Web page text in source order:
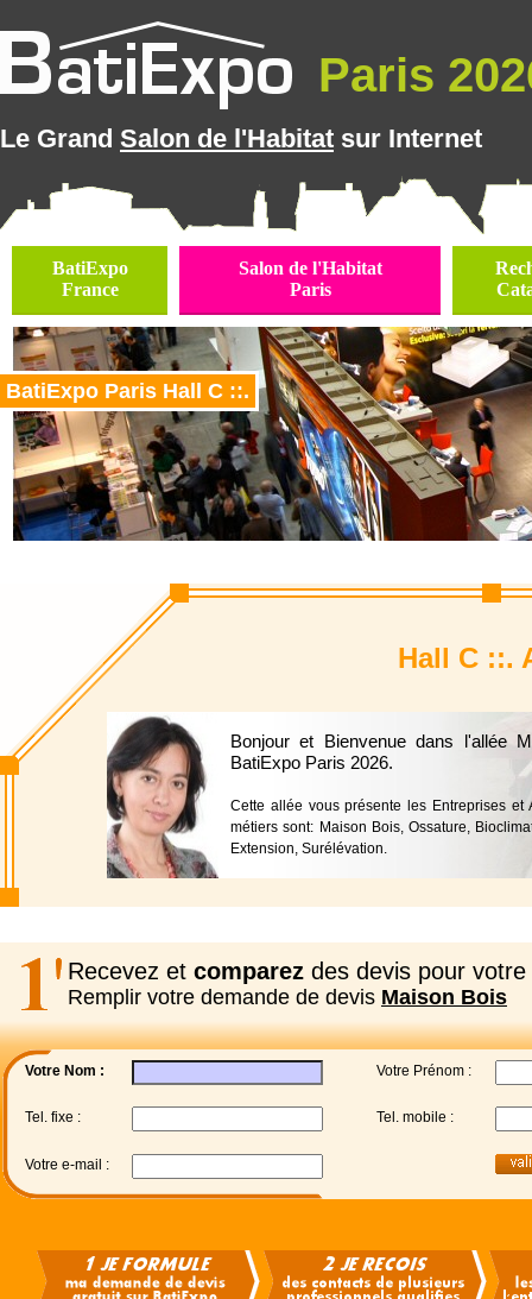
Paris
Le Grand Salon de l'Habitat sur Internet
BatiExpo
France
Salon de l'Habitat
Paris
BatiExpo Paris Hall C ::.
Hall C ::.
Bonjour et Bienvenue dans l'allée
BatiExpo Paris 2026.
Cette allée vous présente les Entreprises et
métiers sont: Maison Bois, Ossature,
Extension, Surélévation.
Recevez et comparez des devis pour votre
Remplir votre demande de devis Maison Bois
Votre Nom : Votre Prénom :
Tel. fixe : Tel. mobile :
Votre e-mail :